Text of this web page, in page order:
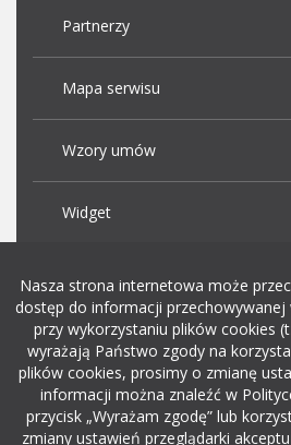
Partnerzy
Mapa serwisu
Wzory umów
Widget
Dodaj ogłoszenie o pracę
rekrutacja w it
Nasza strona internetowa może
dostęp do informacji przechowywanej
przy wykorzystaniu plików cookies
wyrażają Państwo zgody na
plików cookies, prosimy o zmianę
informacji można znaleźć w
przycisk „Wyrażam zgodę” lub
zmiany ustawień przeglądarki